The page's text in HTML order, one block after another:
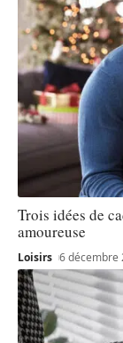
Trois idées de
amoureuse
Loisirs 6 décembre